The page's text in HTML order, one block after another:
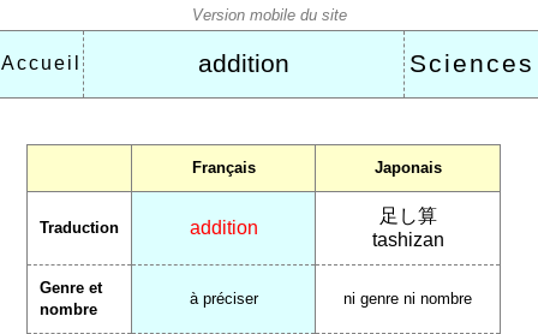
Accueil addition Sciences
Français Japonais
Traduction addition
足し算
tashizan
Genre et
nombre
à préciser ni genre ni nombre